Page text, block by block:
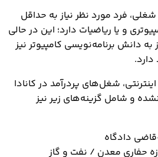
فرد مورد نظر نیاز به حداقل
و یا ریاضیات دارد؛ این در حالی
دانش برنامه‌نویسی کامپیوتر نیز
شغل‌های پردرآمد در کانادا
و شامل گزینه‌های زیر نیز
حفاری معدن / نفت و گاز